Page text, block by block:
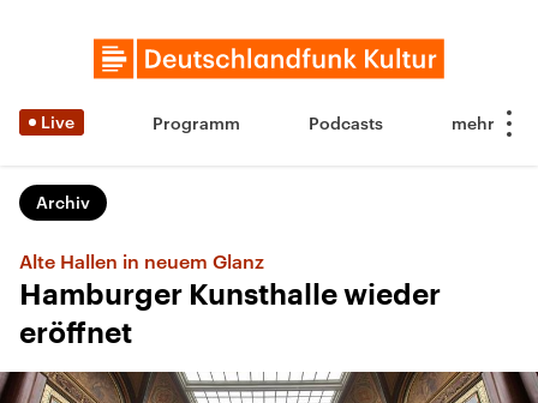
Live Programm Podcasts
Archiv
Alte Hallen in neuem Glanz
Hamburger Kunsthalle wieder
eröffnet